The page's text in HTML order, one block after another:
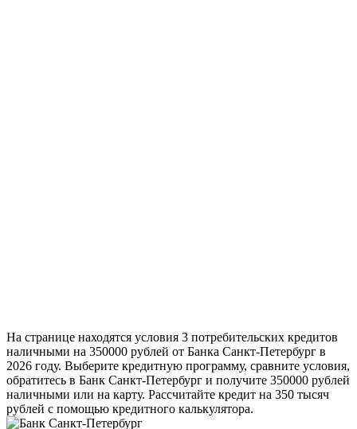
На странице находятся условия 3 потребительских кредитов
наличными на 350000 рублей от Банка Санкт-Петербург в
2026 году. Выберите кредитную программу, сравните условия,
обратитесь в Банк Санкт-Петербург и получите 350000 рублей
наличными или на карту. Рассчитайте кредит на 350 тысяч
рублей с помощью кредитного калькулятора.